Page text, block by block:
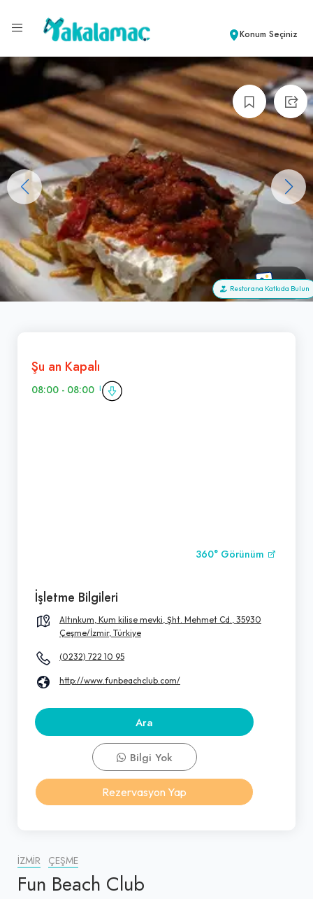
Konum Seçiniz
+24
Restorana Katkıda Bulun
İZMIR ÇEŞME
Fun Beach Club
Şu an Kapalı
08:00 - 08:00
360° Görünüm
İşletme Bilgileri
Altınkum, Kum kilise mevki, Şht. Mehmet Cd., 35930
Çeşme/İzmir, Türkiye
(0232) 722 10 95
http://www.funbeachclub.com/
Ara
Bilgi Yok
Rezervasyon Yap